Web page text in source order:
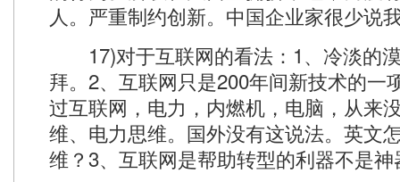
人。严重制约创新。中国企业家很少说
17)对于互联网的看法：1、冷淡的
拜。2、互联网只是200年间新技术的一
过互联网，电力，内燃机，电脑，从来
维、电力思维。国外没有这说法。英文
维？3、互联网是帮助转型的利器不是神